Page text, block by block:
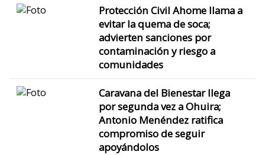
Protección Civil Ahome llama a
evitar la quema de soca;
advierten sanciones por
contaminación y riesgo a
comunidades
Caravana del Bienestar llega
por segunda vez a Ohuira;
Antonio Menéndez ratifica
compromiso de seguir
apoyándolos